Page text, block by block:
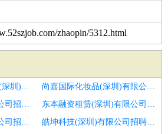
zhaopin/5312.html
雅筑空间装饰设计工程(深圳)有限公司招聘投资总监
尚嘉国际化妆品(深圳)有限公司招聘项目总监
毅创勤电子(深圳)有限公司招聘区域运营管理部总监
东本融资租赁(深圳)有限公司招聘营销前策岗
达丽富贸易(深圳)有限公司招聘财务总监
皓坤科技(深圳)有限公司招聘技术总监cto